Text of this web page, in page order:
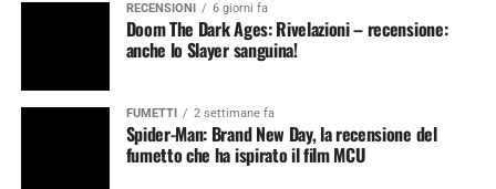
RECENSIONI 6 giorni fa
Doom The Dark Ages: Rivelazioni – recensione:
anche lo Slayer sanguina!
FUMETTI 2 settimane fa
Spider-Man: Brand New Day, la recensione del
fumetto che ha ispirato il film MCU